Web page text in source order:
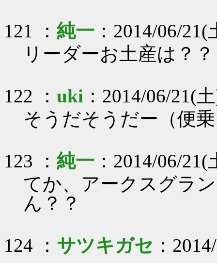
121 ： 純一 ：2014/06/
リーダーお土産は？
122 ： uki ：2014/06/21(
そうだそうだー（便
123 ： 純一 ：2014/06/
てか、アークスグラ
ん？？
124 ： サツキガセ ：